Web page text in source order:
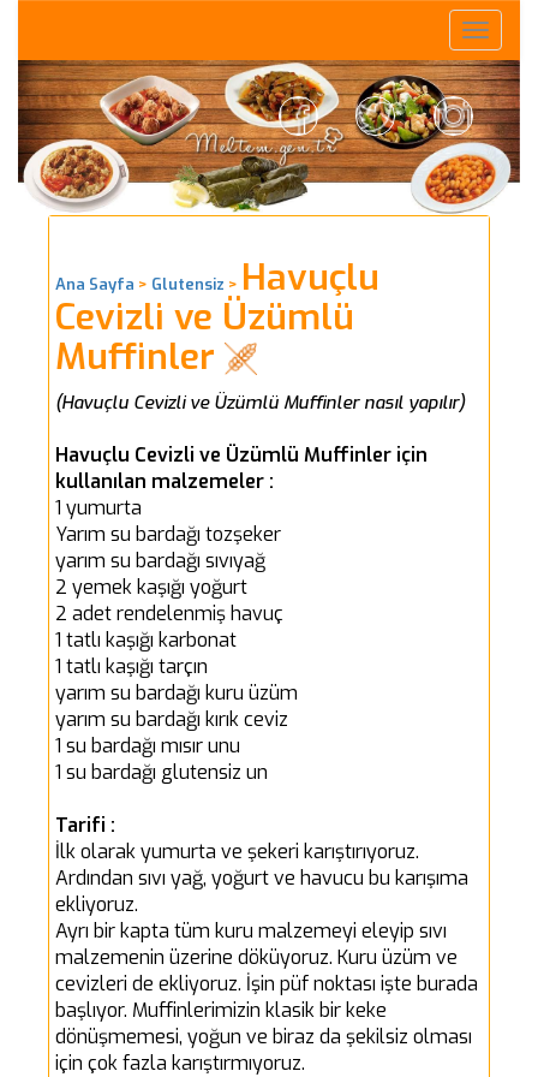
Toggle
Ana Sayfa > Glutensiz > Havuçlu
Cevizli ve Üzümlü
Muffinler
(Havuçlu Cevizli ve Üzümlü Muffinler nasıl yapılır)
Havuçlu Cevizli ve Üzümlü Muffinler için
kullanılan malzemeler :
1 yumurta
Yarım su bardağı tozşeker
yarım su bardağı sıvıyağ
2 yemek kaşığı yoğurt
2 adet rendelenmiş havuç
1 tatlı kaşığı karbonat
1 tatlı kaşığı tarçın
yarım su bardağı kuru üzüm
yarım su bardağı kırık ceviz
1 su bardağı mısır unu
1 su bardağı glutensiz un
Tarifi :
İlk olarak yumurta ve şekeri karıştırıyoruz.
Ardından sıvı yağ, yoğurt ve havucu bu karışıma
ekliyoruz.
Ayrı bir kapta tüm kuru malzemeyi eleyip sıvı
malzemenin üzerine döküyoruz. Kuru üzüm ve
cevizleri de ekliyoruz. İşin püf noktası işte burada
başlıyor. Muffinlerimizin klasik bir keke
dönüşmemesi, yoğun ve biraz da şekilsiz olması
için çok fazla karıştırmıyoruz.